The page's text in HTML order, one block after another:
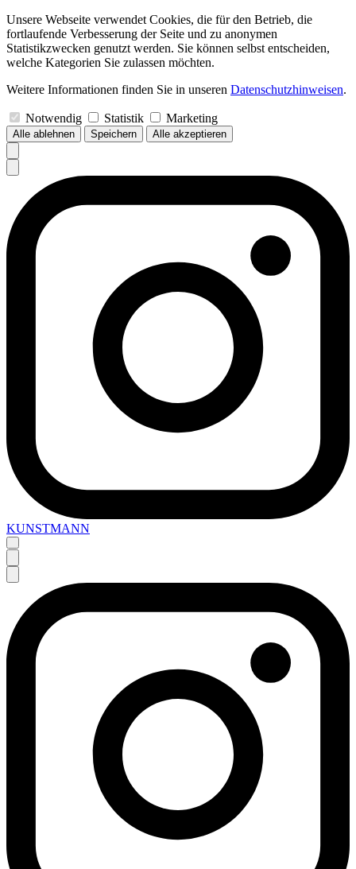
Unsere Webseite verwendet Cookies, die für den Betrieb, die
fortlaufende Verbesserung der Seite und zu anonymen
Statistikzwecken genutzt werden. Sie können selbst entscheiden,
welche Kategorien Sie zulassen möchten.
Weitere Informationen finden Sie in unseren Datenschutzhinweisen.
Notwendig Statistik Marketing
Alle ablehnen Speichern Alle akzeptieren
KUNSTMANN